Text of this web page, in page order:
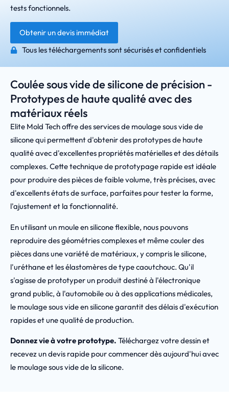
tests fonctionnels.
Obtenir un devis immédiat
Tous les téléchargements sont sécurisés et confidentiels
Coulée sous vide de silicone de précision -
Prototypes de haute qualité avec des
matériaux réels
Elite Mold Tech offre des services de moulage sous vide de
silicone qui permettent d'obtenir des prototypes de haute
qualité avec d'excellentes propriétés matérielles et des détails
complexes. Cette technique de prototypage rapide est idéale
pour produire des pièces de faible volume, très précises, avec
d'excellents états de surface, parfaites pour tester la forme,
l'ajustement et la fonctionnalité.
En utilisant un moule en silicone flexible, nous pouvons
reproduire des géométries complexes et même couler des
pièces dans une variété de matériaux, y compris le silicone,
l'uréthane et les élastomères de type caoutchouc. Qu'il
s'agisse de prototyper un produit destiné à l'électronique
grand public, à l'automobile ou à des applications médicales,
le moulage sous vide en silicone garantit des délais d'exécution
rapides et une qualité de production.
Donnez vie à votre prototype. Téléchargez votre dessin et
recevez un devis rapide pour commencer dès aujourd'hui avec
le moulage sous vide de la silicone.